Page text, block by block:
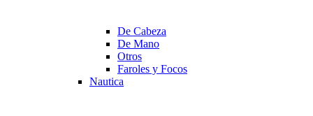
De Cabeza
De Mano
Otros
Faroles y Focos
Nautica